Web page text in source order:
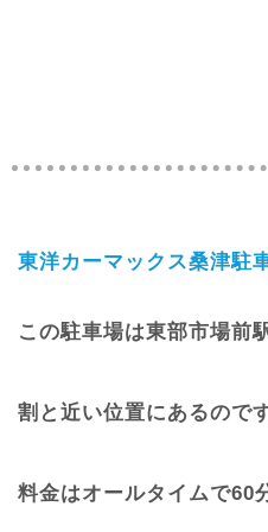
東洋カーマックス桑津駐
この駐車場は東部市場前
割と近い位置にあるので
料金はオールタイムで60